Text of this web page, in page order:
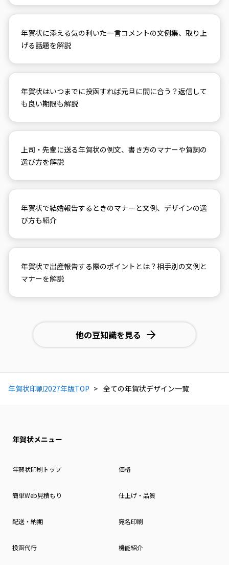
年賀状に添える気の利いた一言コメントの文例集、取り上
げる話題を解説
年賀状はいつまでに投函すれば元旦に間に合う？返信して
も良い期限も解説
上司・先輩に送る年賀状の例文、書き方のマナーや賀詞の
選び方を解説
年賀状で結婚報告するときのマナーと文例、デザインの選
び方も紹介
年賀状で出産報告する際のポイントとは？相手別の文例と
マナーを解説
他の豆知識を見る
年賀状印刷2027年版TOP 全ての年賀状デザイン一覧
年賀状メニュー
年賀状印刷トップ 価格
簡単Web見積もり 仕上げ・品質
配送・納期 宛名印刷
投函代行 機能紹介